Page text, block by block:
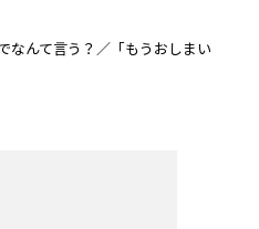
なんて言う？／「もうおしまい